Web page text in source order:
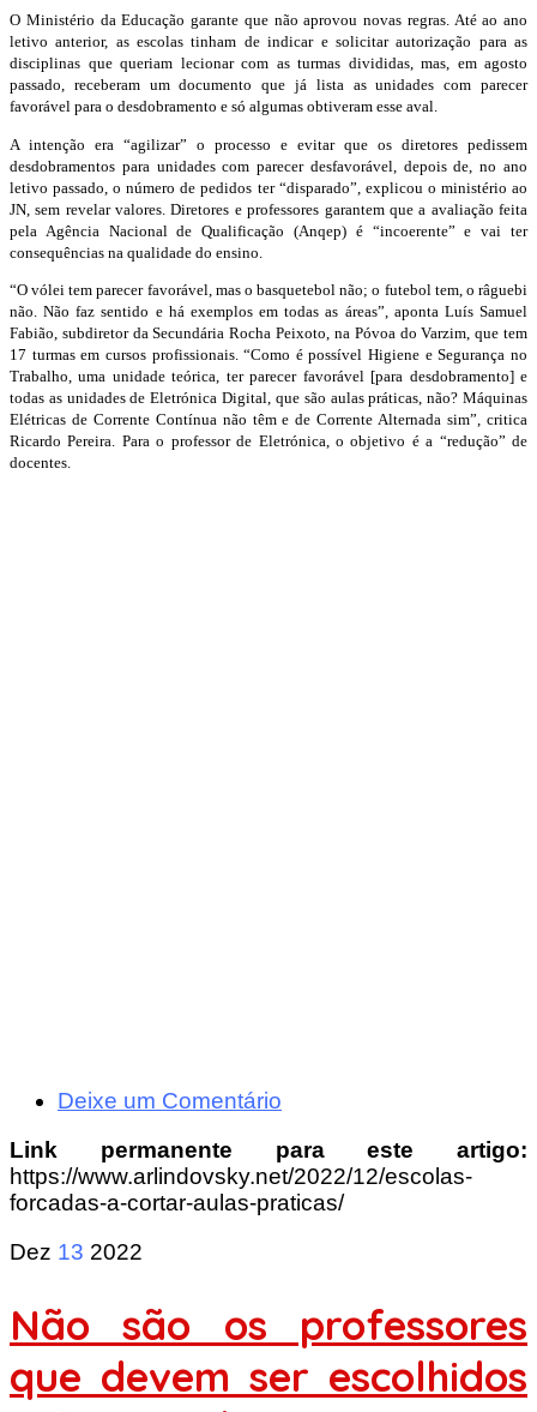
O Ministério da Educação garante que não aprovou novas regras. Até ao ano
letivo anterior, as escolas tinham de indicar e solicitar autorização para as
disciplinas que queriam lecionar com as turmas divididas, mas, em agosto
passado, receberam um documento que já lista as unidades com parecer
favorável para o desdobramento e só algumas obtiveram esse aval.
A intenção era “agilizar” o processo e evitar que os diretores pedissem
desdobramentos para unidades com parecer desfavorável, depois de, no ano
letivo passado, o número de pedidos ter “disparado”, explicou o ministério ao
JN, sem revelar valores. Diretores e professores garantem que a avaliação feita
pela Agência Nacional de Qualificação (Anqep) é “incoerente” e vai ter
consequências na qualidade do ensino.
“O vólei tem parecer favorável, mas o basquetebol não; o futebol tem, o râguebi
não. Não faz sentido e há exemplos em todas as áreas”, aponta Luís Samuel
Fabião, subdiretor da Secundária Rocha Peixoto, na Póvoa do Varzim, que tem
17 turmas em cursos profissionais. “Como é possível Higiene e Segurança no
Trabalho, uma unidade teórica, ter parecer favorável [para desdobramento] e
todas as unidades de Eletrónica Digital, que são aulas práticas, não? Máquinas
Elétricas de Corrente Contínua não têm e de Corrente Alternada sim”, critica
Ricardo Pereira. Para o professor de Eletrónica, o objetivo é a “redução” de
docentes.
Deixe um Comentário
Link permanente para este artigo:
https://www.arlindovsky.net/2022/12/escolas-
forcadas-a-cortar-aulas-praticas/
Dez 13 2022
Não são os professores
que devem ser escolhidos